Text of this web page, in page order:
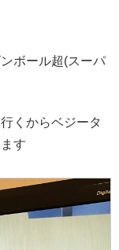
ボール超(スーパ
くからベジータ
す